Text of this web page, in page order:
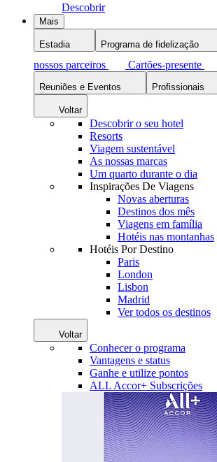
Descobrir
Mais
Estadia Programa de fidelização
nossos parceiros
Cartões-presente
Reuniões e Eventos Profissionais
Voltar
Descobrir o seu hotel
Resorts
Viagem sustentável
As nossas marcas
Um quarto durante o dia
Inspirações De Viagens
Novas aberturas
Destinos dos mês
Viagens em família
Hotéis nas montanhas
Hotéis Por Destino
Paris
London
Lisbon
Madrid
Ver todos os destinos
Voltar
Conhecer o programa
Vantagens e status
Ganhe e utilize pontos
ALL Accor+ Subscrições